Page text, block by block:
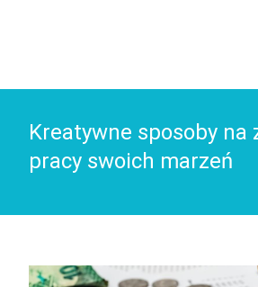
Kreatywne sposoby na
pracy swoich marzeń